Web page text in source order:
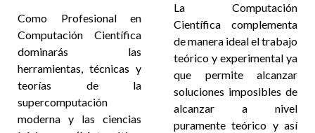
Como Profesional en
Computación Científica
dominarás las
herramientas, técnicas y
teorías de la
supercomputación
moderna y las ciencias
La Computación
Científica complementa
de manera ideal el trabajo
teórico y experimental ya
que permite alcanzar
soluciones imposibles de
alcanzar a nivel
puramente teórico y así